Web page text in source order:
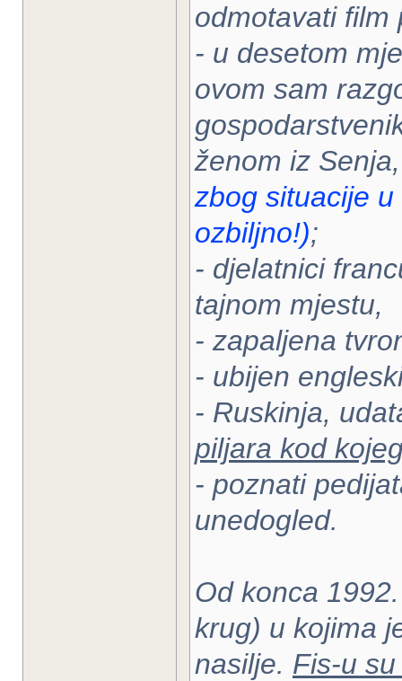
odmotavati film
- u desetom
ovom sam
ženom iz Senja,
zbog situacije
ozbiljno!);
- djelatnici
tajnom mjestu,
- zapaljena
- ubijen
- Ruskinja,
piljara kod
- poznati
unedogled.
Od konca
krug) u kojima
nasilje. Fis-u